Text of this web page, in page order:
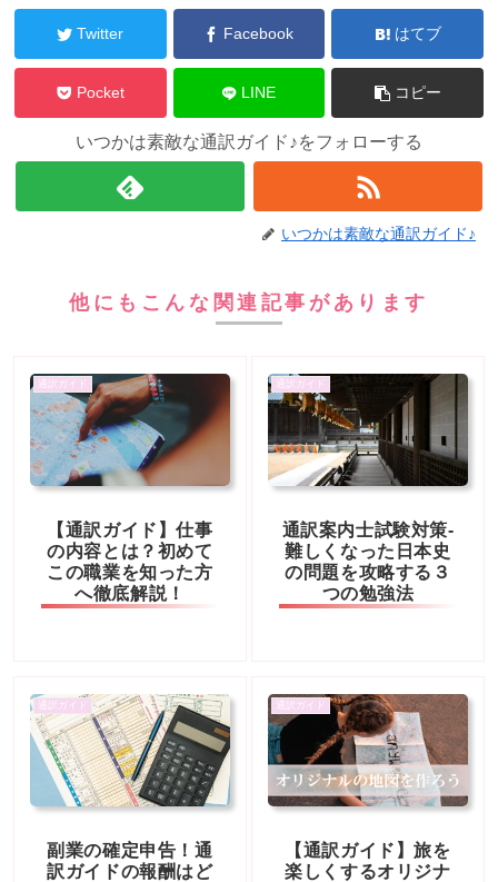
Twitter Facebook はてブ
Pocket LINE コピー
いつかは素敵な通訳ガイド♪をフォローする
いつかは素敵な通訳ガイド♪
他にもこんな関連記事があります
通訳ガイド
【通訳ガイド】仕事
の内容とは？初めて
この職業を知った方
へ徹底解説！
通訳ガイド
通訳案内士試験対策-
難しくなった日本史
の問題を攻略する３
つの勉強法
通訳ガイド
副業の確定申告！通
訳ガイドの報酬はど
通訳ガイド
【通訳ガイド】旅を
楽しくするオリジナ